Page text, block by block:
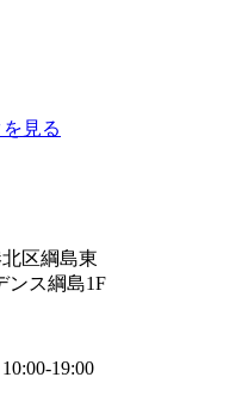
見る
区綱島東
ンス綱島1F
19:00